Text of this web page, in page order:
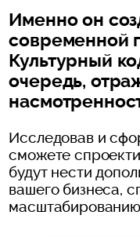
Именно он
современной
Культурный
очередь,
Исследовав и
сможете
будут нести
вашего бизнеса,